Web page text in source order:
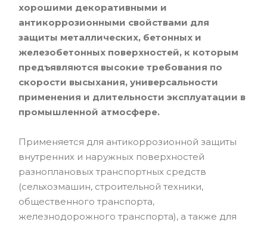
хорошими декоративными и
антикоррозионными свойствами для
защиты металлических, бетонных и
железобетонных поверхностей, к которым
предъявляются высокие требования по
скорости высыхания, универсальности
применения и длительности эксплуатации в
промышленной атмосфере.
Применяется для антикоррозионной защиты
внутренних и наружных поверхностей
разноплановых транспортных средств
(сельхозмашин, строительной техники,
общественного транспорта,
железнодорожного транспорта), а также для